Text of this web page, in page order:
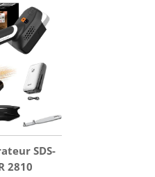
SDS-
2810